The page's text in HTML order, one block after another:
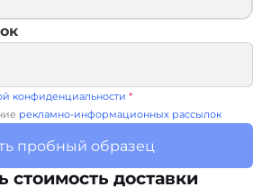
конфиденциальности *
рекламно-информационных рассылок
пробный образец
стоимость доставки